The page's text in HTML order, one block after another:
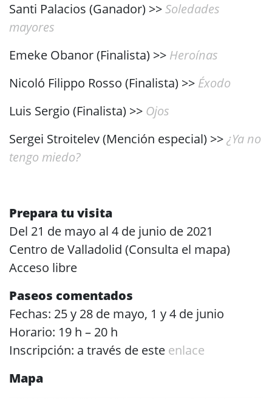
Santi Palacios (Ganador) >>Soledades
mayores
Emeke Obanor (Finalista) >> Heroínas
Nicoló Filippo Rosso (Finalista) >> Éxodo
Luis Sergio (Finalista) >> Ojos
Sergei Stroitelev (Mención especial) >>¿Ya no
tengo miedo?
Prepara tu visita
Del 21 de mayo al 4 de junio de 2021
Centro de Valladolid (Consulta el mapa)
Acceso libre
Paseos comentados
Fechas: 25 y 28 de mayo, 1 y 4 de junio
Horario: 19 h – 20 h
Inscripción: a través de este enlace
Mapa